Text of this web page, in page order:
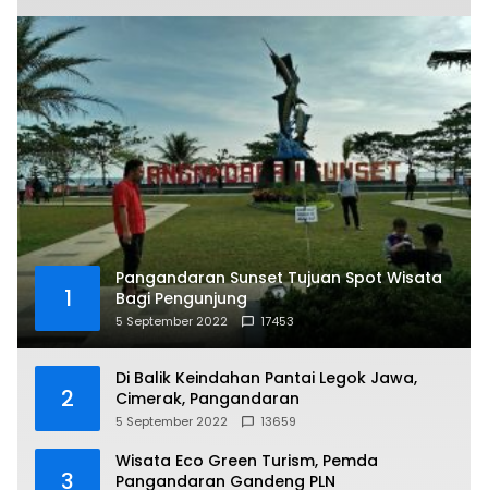
1
Pangandaran Sunset Tujuan Spot Wisata
Bagi Pengunjung
5 September 2022 17453
2
Di Balik Keindahan Pantai Legok Jawa,
Cimerak, Pangandaran
5 September 2022 13659
3
Wisata Eco Green Turism, Pemda
Pangandaran Gandeng PLN